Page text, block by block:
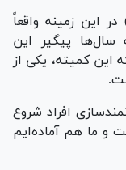
این زمینه واقعاً
پیگیر این
کمیته، یکی از
افراد شروع
و ما هم آماده‌ایم